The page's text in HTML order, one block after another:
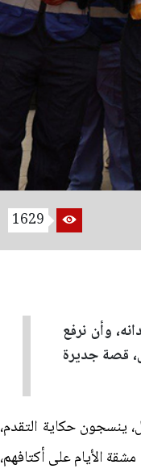
1629
وأن نرفع
قصة جديرة
ينسجون حكاية التقدم،
الأيام على أكتافهم،